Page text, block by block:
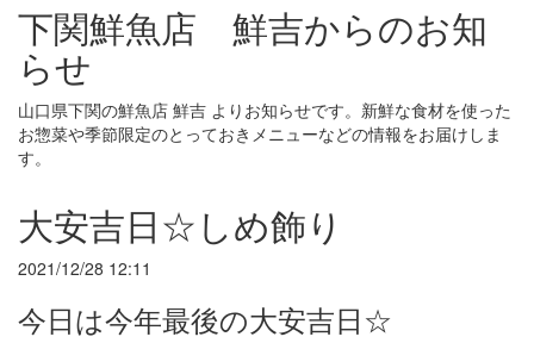
下関鮮魚店 鮮吉からのお知
らせ
山口県下関の鮮魚店 鮮吉 よりお知らせです。新鮮な食材を使った
お惣菜や季節限定のとっておきメニューなどの情報をお届けしま
す。
大安吉日☆しめ飾り
2021/12/28 12:11
今日は今年最後の大安吉日☆